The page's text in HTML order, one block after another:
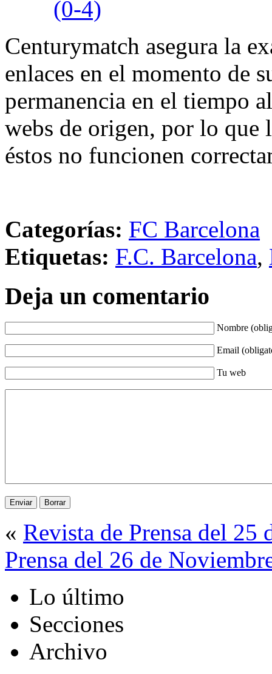
(0-4)
Centurymatch asegura la
enlaces en el momento de
permanencia en el tiempo
webs de origen, por lo que
éstos no funcionen
Categorías: FC Barcelona
Etiquetas: F.C. Barcelona,
Deja un comentario
Nombre
Email
Tu web
« Revista de Prensa del 25
Prensa del 26 de
Lo último
Secciones
Archivo